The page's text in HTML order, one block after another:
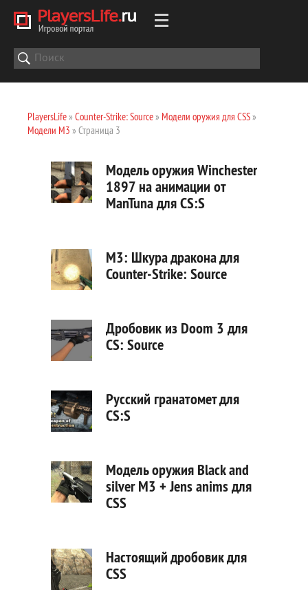
PlayersLife» Counter-Strike: Source» Модели оружия для CSS»
Модели M3 » Страница 3
Модель оружия Winchester
1897 на анимации от
ManTuna для CS:S
M3: Шкура дракона для
Counter-Strike: Source
Дробовик из Doom 3 для
CS: Source
Русский гранатомет для
CS:S
Модель оружия Black and
silver M3 + Jens anims для
CSS
Настоящий дробовик для
CSS